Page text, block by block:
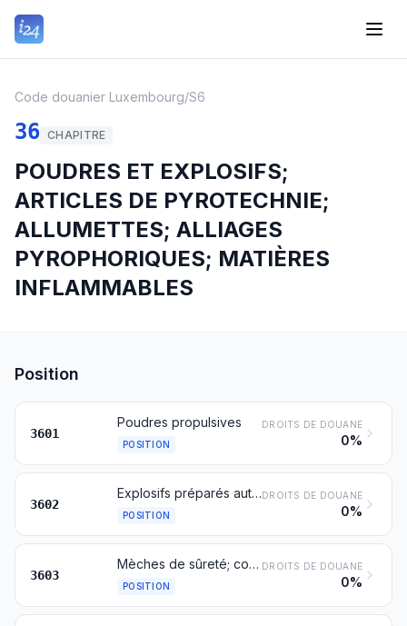
Code douanier Luxembourg/S6
36 CHAPITRE
POUDRES ET EXPLOSIFS;
ARTICLES DE PYROTECHNIE;
ALLUMETTES; ALLIAGES
PYROPHORIQUES; MATIÈRES
INFLAMMABLES
Position
3601
Poudres propulsives
POSITION
DROITS DE DOUANE
0%
3602
Explosifs préparés autres que les poudres propulsives
POSITION
DROITS DE DOUANE
0%
3603
Mèches de sûreté; cordeaux détonants; amorces et capsules fulminantes; allumeurs; détonateurs électriques
POSITION
DROITS DE DOUANE
0%